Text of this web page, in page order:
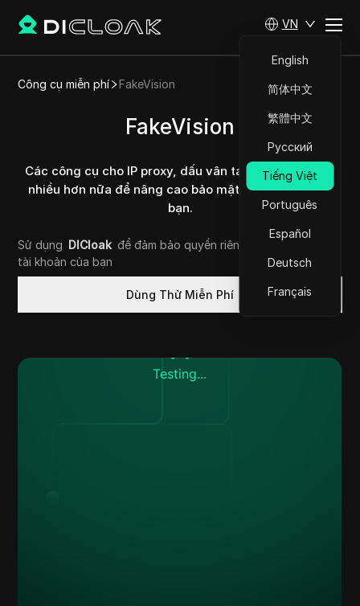
VN
English
简体中文
繁體中文
Русский
Tiếng Việt
Português
Español
Deutsch
Français
Công cụ miễn phí FakeVision
FakeVision
Các công cụ cho IP proxy, dấu vân tay trình duyệt và
nhiều hơn nữa để nâng cao bảo mật kỹ thuật số của
bạn.
Sử dụng DICloak để đảm bảo quyền riêng tư và bảo mật
tài khoản của bạn
Dùng Thử Miễn Phí